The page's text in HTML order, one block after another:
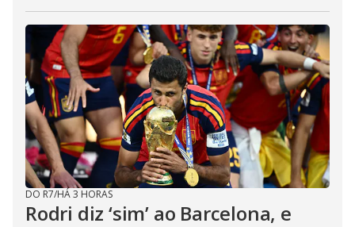
DO R7/HÁ 3 HORAS
Rodri diz ‘sim’ ao Barcelona, e